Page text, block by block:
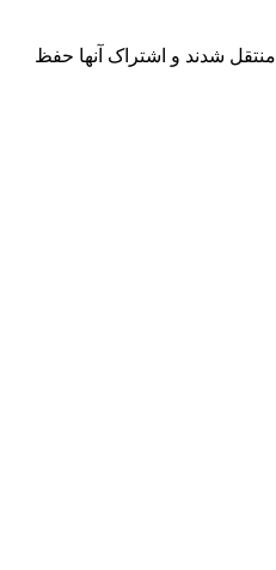
شدند و اشتراک آنها حفظ